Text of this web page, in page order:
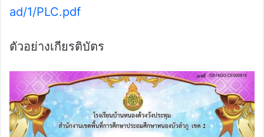
ad/1/PLC.pdf
ตัวอย่างเกียรติบัตร